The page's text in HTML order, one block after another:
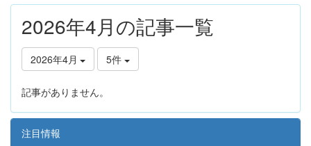
2026年4月の記事一覧
2026年4月 5件
記事がありません。
注目情報